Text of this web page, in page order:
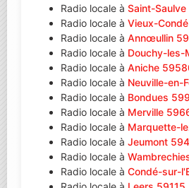
Radio locale à Saint-
Radio locale à Vieux-
Radio locale à Annœullin
Radio locale à Douchy-les-
Radio locale à Aniche
Radio locale à Neuville-en-
Radio locale à Bondues
Radio locale à Merville
Radio locale à Marquette-
Radio locale à Jeumont
Radio locale à
Radio locale à Condé-sur-